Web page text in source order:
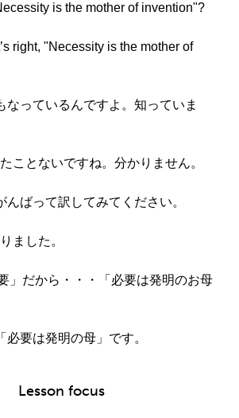
is the mother of invention"?
right, "Necessity is the mother of
なっているんですよ。知っていま
ことないですね。分かりません。
んばって訳してみてください。
ました。
」だから・・・「必要は発明のお母
必要は発明の母」です。
Lesson focus